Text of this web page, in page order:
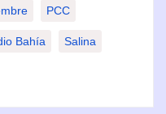
PCC
Bahía Salina